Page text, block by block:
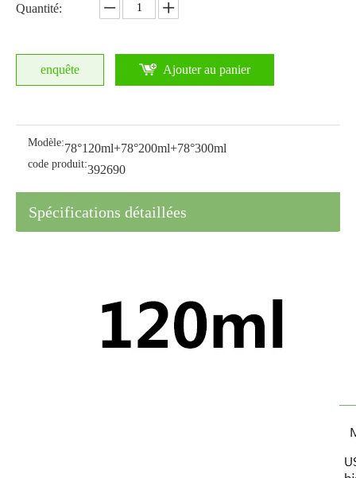
Quantité:
enquête Ajouter au panier
Modèle:78°120ml+78°200ml+78°300ml
code produit:392690
Spécifications détaillées